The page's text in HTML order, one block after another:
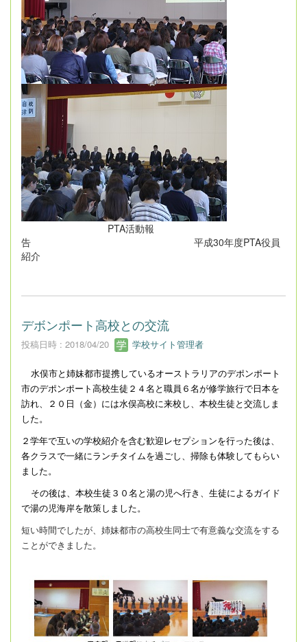
PTA活動報
告 平成30年度PTA役員
紹介
デボンポート高校との交流
投稿日時 : 2018/04/20 学校サイト管理者
水俣市と姉妹都市提携しているオーストラリアのデポンポート
市のデポンポート高校生徒２４名と職員６名が修学旅行で日本を
訪れ、２０日（金）には水俣高校に来校し、本校生徒と交流しま
した。
２学年で互いの学校紹介を含む歓迎レセプションを行った後は、
各クラスで一緒にランチタイムを過ごし、掃除も体験してもらい
ました。
その後は、本校生徒３０名と湯の児へ行き、生徒によるガイド
で湯の児海岸を散策しました。
短い時間でしたが、姉妹都市の高校生同士で有意義な交流をする
ことができました。